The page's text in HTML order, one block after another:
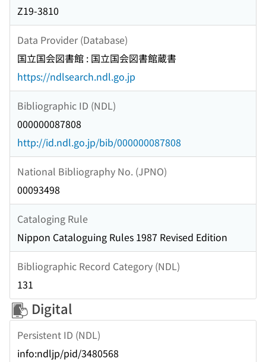
Z19-3810
Data Provider (Database)
国立国会図書館 : 国立国会図書館蔵書
https://ndlsearch.ndl.go.jp
Bibliographic ID (NDL)
000000087808
http://id.ndl.go.jp/bib/000000087808
National Bibliography No. (JPNO)
00093498
Cataloging Rule
Nippon Cataloguing Rules 1987 Revised Edition
Bibliographic Record Category (NDL)
131
Digital
Persistent ID (NDL)
info:ndljp/pid/3480568